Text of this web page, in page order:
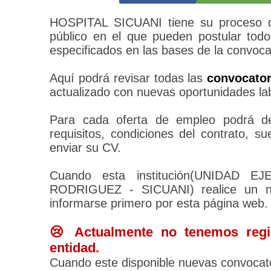
HOSPITAL SICUANI tiene su
público en el que pueden postular
especificados en las bases de la
Aquí podrá revisar todas las
actualizado con nuevas oportunidades
Para cada oferta de empleo podrá
requisitos, condiciones del contrato,
enviar su CV.
Cuando esta institución(UNIDAD
RODRIGUEZ - SICUANI) realice un
informarse primero por esta página web.
😢 Actualmente no tenemos
entidad.
Cuando este disponible nuevas